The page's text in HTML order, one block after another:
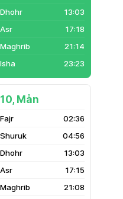
13:03
17:18
21:14
23:23
10, Mån
02:36
04:56
13:03
17:15
21:08